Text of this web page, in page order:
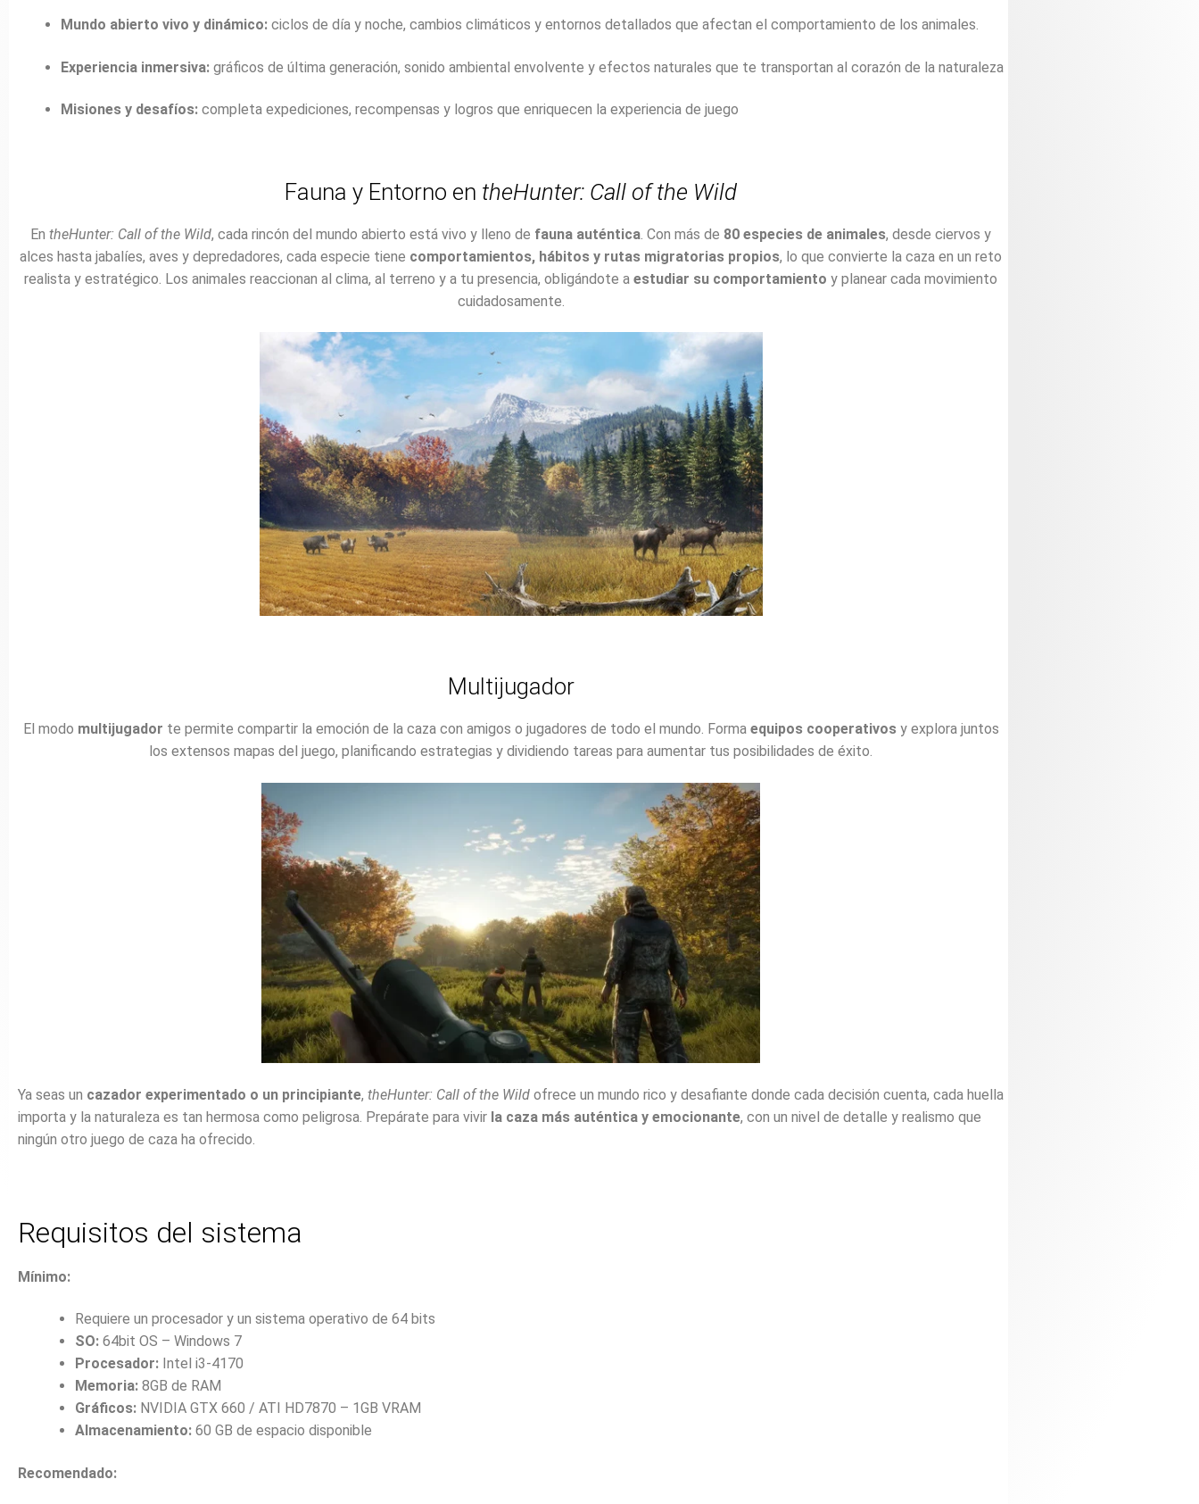
Mundo abierto vivo y dinámico: ciclos de día y noche, cambios climáticos y entornos detallados que afectan el comportamiento de los animales.
Experiencia inmersiva: gráficos de última generación, sonido ambiental envolvente y efectos naturales que te transportan al corazón de la naturaleza
Misiones y desafíos: completa expediciones, recompensas y logros que enriquecen la experiencia de juego
Fauna y Entorno en theHunter: Call ofthe Wild
En theHunter: Call ofthe Wild, cada rincón del mundo abierto está vivo y lleno de fauna auténtica Con más de 80 especies de animales, desde ciervos y
alces hasta jabalíes, aves y depredadores, cada especie tiene comportamientos, hábitos y rutas migratorias propios, lo que convierte la caza en un reto
realista y estratégico. Los animales reaccionan al clima, al terreno y a tu presencia, obligándote a estudiar su comportamiento y planear cada movimiento
cuidadosamente.
Multijugador
El modo multijugador te permite compartir la emoción de la caza con amigos o jugadores de todo el mundo. Forma equipos cooperativos y explora juntos
los extensos mapas del juego, planificando estrategias y dividiendo tareas para aumentar tus posibilidades de éxito.
Ya seas un cazador experimentado o un principiante, theHunter: Call ofthe Wild ofrece un mundo rico y desafiante donde cada decisión cuenta, cada huella
importa y la naturaleza es tan hermosa como peligrosa. Prepárate para vivir la caza más auténtica y emocionante, con un nivel de detalle y realismo que
ningún otro juego de caza ha ofrecido.
Requisitos del sistema
Mínimo:
Requiere un procesador y un sistema operativo de 64 bits
SO: 64bit OS – Windows 7
Procesador: Intel i3-4170
Memoria: 8GB de RAM
Gráficos: NVIDIA GTX 660 / ATI HD7870 – 1GB VRAM
Almacenamiento: 60 GB de espacio disponible
Recomendado: